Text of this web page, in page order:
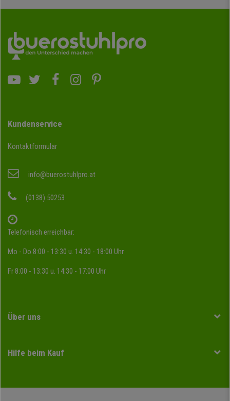
Kundenservice
Kontaktformular
info@buerostuhlpro.at
(0138) 50253
Telefonisch erreichbar:
Mo - Do 8:00 - 13:30 u. 14:30 - 18:00 Uhr
Fr 8:00 - 13:30 u. 14:30 - 17:00 Uhr
Über uns
Hilfe beim Kauf